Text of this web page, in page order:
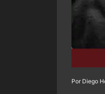
Por Diego